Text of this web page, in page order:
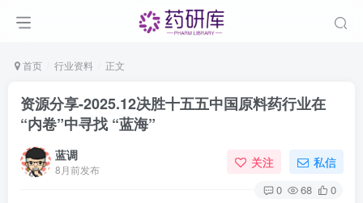
首页 行业资料 正文
资源分享-2025.12决胜十五五中国原料药行业在
“内卷”中寻找 “蓝海”
蓝调
8月前发布 关注 私信
0 68 0